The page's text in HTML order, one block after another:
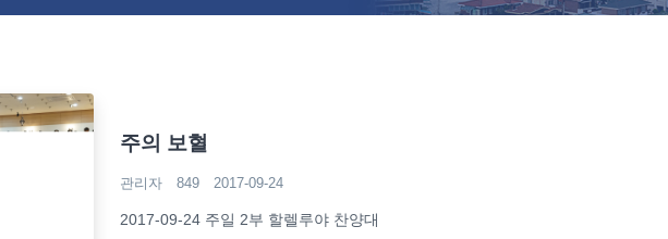
주의 보혈
관리자 849 2017-09-24
2017-09-24 주일 2부 할렐루야 찬양대